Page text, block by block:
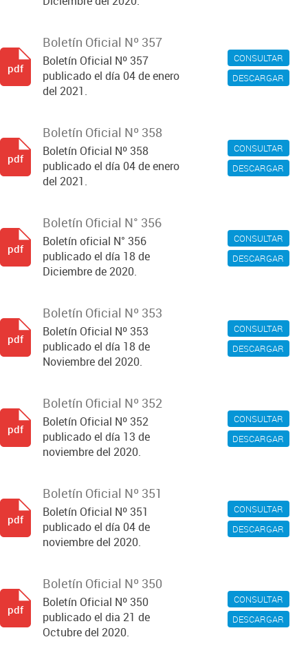
CONSULTAR
DESCARGAR
Boletín Oficial Nº 357
Boletín Oficial Nº 357
publicado el día 04 de enero
del 2021.
pdf
CONSULTAR
DESCARGAR
Boletín Oficial Nº 358
Boletín Oficial Nº 358
publicado el día 04 de enero
del 2021.
pdf
CONSULTAR
DESCARGAR
Boletín Oficial N° 356
Boletín oficial N° 356
publicado el día 18 de
Diciembre de 2020.
pdf
CONSULTAR
DESCARGAR
Boletín Oficial Nº 353
Boletín Oficial Nº 353
publicado el día 18 de
Noviembre del 2020.
pdf
CONSULTAR
DESCARGAR
Boletín Oficial Nº 352
Boletín Oficial Nº 352
publicado el día 13 de
noviembre del 2020.
pdf
CONSULTAR
DESCARGAR
Boletín Oficial Nº 351
Boletín Oficial Nº 351
publicado el día 04 de
noviembre del 2020.
pdf
CONSULTAR
DESCARGAR
Boletín Oficial Nº 350
Boletín Oficial Nº 350
publicado el dia 21 de
Octubre del 2020.
pdf